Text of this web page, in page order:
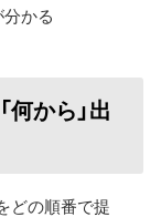
かる
何から」出
どの順番で提